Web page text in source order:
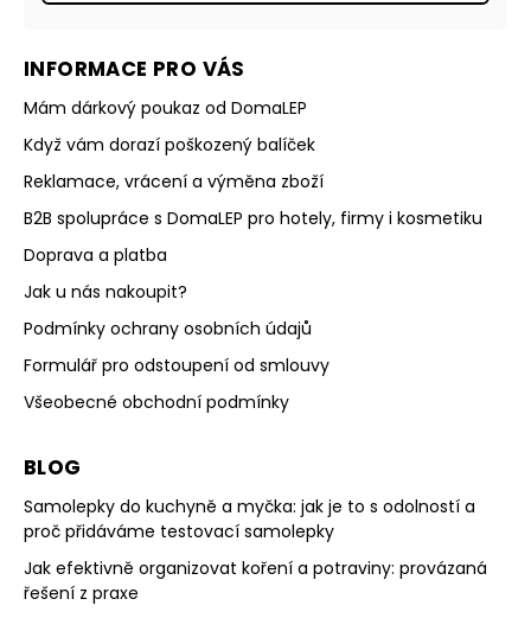
INFORMACE PRO VÁS
Mám dárkový poukaz od DomaLEP
Když vám dorazí poškozený balíček
Reklamace, vrácení a výměna zboží
B2B spolupráce s DomaLEP pro hotely, firmy i kosmetiku
Doprava a platba
Jak u nás nakoupit?
Podmínky ochrany osobních údajů
Formulář pro odstoupení od smlouvy
Všeobecné obchodní podmínky
BLOG
Samolepky do kuchyně a myčka: jak je to s odolností a
proč přidáváme testovací samolepky
Jak efektivně organizovat koření a potraviny: provázaná
řešení z praxe